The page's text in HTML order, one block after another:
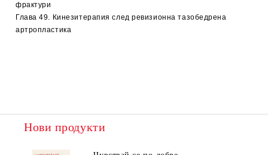
фрактури
Глава 49. Кинезитерапия след ревизионна тазобедрена
артропластика
Нови продукти